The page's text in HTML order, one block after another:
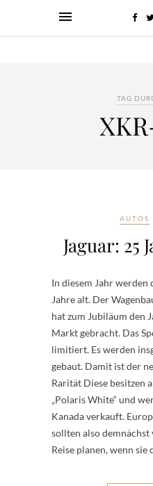
TAG
AUTOS
Jaguar: 25
In diesem Jahr werden
Jahre alt. Der
hat zum Jubiläum den
Markt gebracht. Das
limitiert. Es werden
gebaut. Damit ist der
Rarität Diese besitzen
„Polaris White“ und
Kanada verkauft.
sollten also
Reise planen, wenn